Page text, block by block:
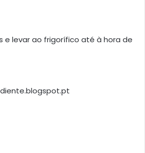
e levar ao frigorífico até à hora de